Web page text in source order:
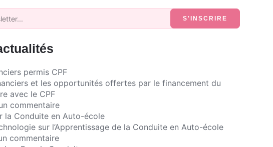
S'INSCRIRE
et les opportunités offertes par le financement du
avec le CPF
commentaire
sur l’Apprentissage de la Conduite en Auto-école
commentaire